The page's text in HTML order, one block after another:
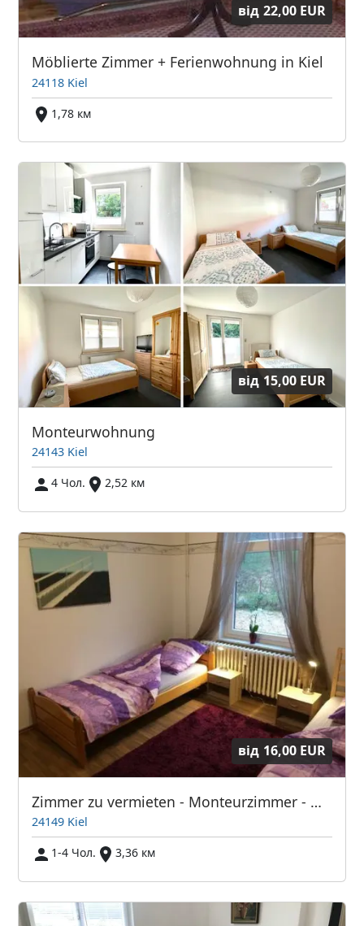
від 22,00 EUR
Möblierte Zimmer + Ferienwohnung in Kiel
24118 Kiel
1,78 км
від 15,00 EUR
Monteurwohnung
24143 Kiel
4 Чол.
2,52 км
від 16,00 EUR
Zimmer zu vermieten - Monteurzimmer - Wohnung in Kiel
24149 Kiel
1-4 Чол.
3,36 км